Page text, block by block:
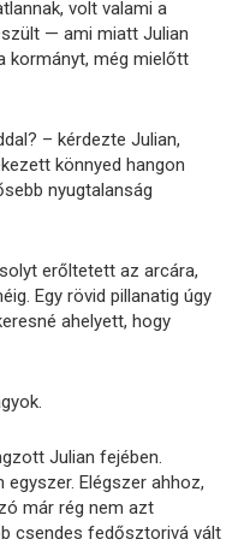
volt valami a
— ami miatt Julian
kormányt, még mielőtt
– kérdezte Julian,
könnyed hangon
nyugtalanság
erőltetett az arcára,
Egy rövid pillanatig úgy
ahelyett, hogy
Julian fejében.
Elégszer ahhoz,
már rég nem azt
csendes fedősztorivá vált